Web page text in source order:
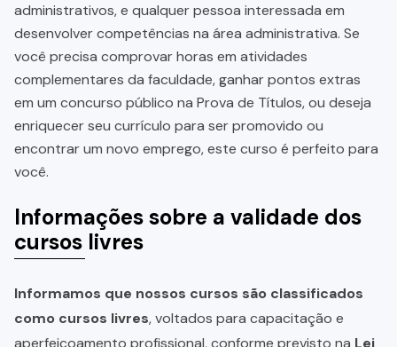
administrativos, e qualquer pessoa interessada em
desenvolver competências na área administrativa. Se
você precisa comprovar horas em atividades
complementares da faculdade, ganhar pontos extras
em um concurso público na Prova de Títulos, ou deseja
enriquecer seu currículo para ser promovido ou
encontrar um novo emprego, este curso é perfeito para
você.
Informações sobre a validade dos
cursos livres
Informamos que nossos cursos são classificados
como cursos livres, voltados para capacitação e